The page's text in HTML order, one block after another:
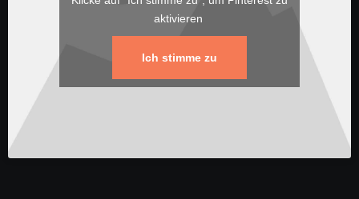
aktivieren
Ich stimme zu